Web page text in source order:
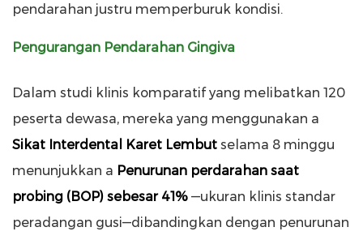
pendarahan justru memperburuk kondisi.
Pengurangan Pendarahan Gingiva
Dalam studi klinis komparatif yang melibatkan 120
peserta dewasa, mereka yang menggunakan a
Sikat Interdental Karet Lembut selama 8 minggu
menunjukkan a Penurunan perdarahan saat
probing (BOP) sebesar 41% —ukuran klinis standar
peradangan gusi—dibandingkan dengan penurunan